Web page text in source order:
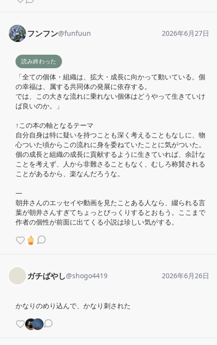
フンフン@funfuun 2026年6月27日
読み終わった
「全ての個体・組織は、拡大・成長に向かって動いている。個
の幸福は、属する共同体の発展に依存する。
では、この大きな流れに乗れない個体はどうやって生きていけ
ば良いのか。」
↑この本の軸となるテーマ
自分自身は特に疑いを持つことも深く考えることもなしに、物
心ついた頃からこの流れに身を委ねていたことに気がついた。
個の成長と組織の成長に貢献するように生きていれば、余計な
ことを考えず、人から非難さることもなく、むしろ称賛される
ことがあるから、楽なんだろうな。
—
朝井さんのエッセイや動画を見たことある人なら、綴られる言
葉が朝井さんすぎてちょっとびっくりするとおもう。ここまで
作者の個性が前面に出てくる小説は珍しい気がする。
ガチばやし@shogo4419 2026年6月26日
かなりのめり込んで、かなり刺された